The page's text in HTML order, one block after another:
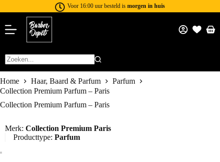
Voor 16:00 uur besteld is morgen in huis
Home Haar, Baard & Parfum
Parfum
Collection Premium Parfum – Paris
Collection Premium Parfum – Paris
Merk: Collection Premium Paris
Producttype: Parfum